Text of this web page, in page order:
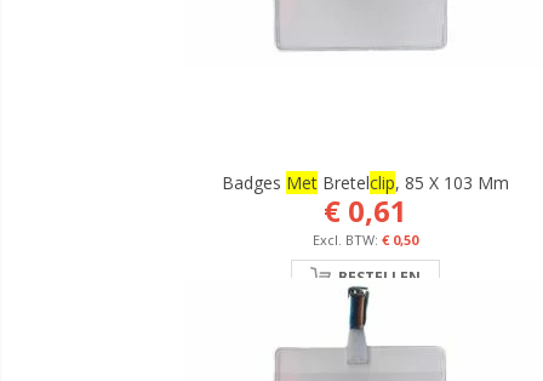
Badges Met BretelClip, 85 X 103 Mm
€ 0,61
€ 0,50
BESTELLEN